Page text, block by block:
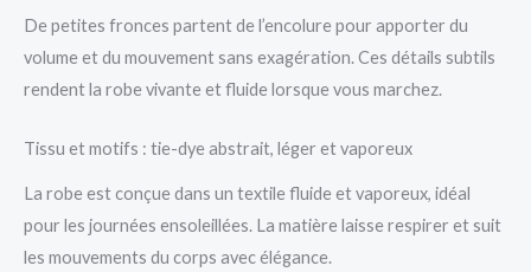
De petites fronces partent de l’encolure pour apporter du
volume et du mouvement sans exagération. Ces détails subtils
rendent la robe vivante et fluide lorsque vous marchez.
Tissu et motifs : tie-dye abstrait, léger et vaporeux
La robe est conçue dans un textile fluide et vaporeux, idéal
pour les journées ensoleillées. La matière laisse respirer et suit
les mouvements du corps avec élégance.